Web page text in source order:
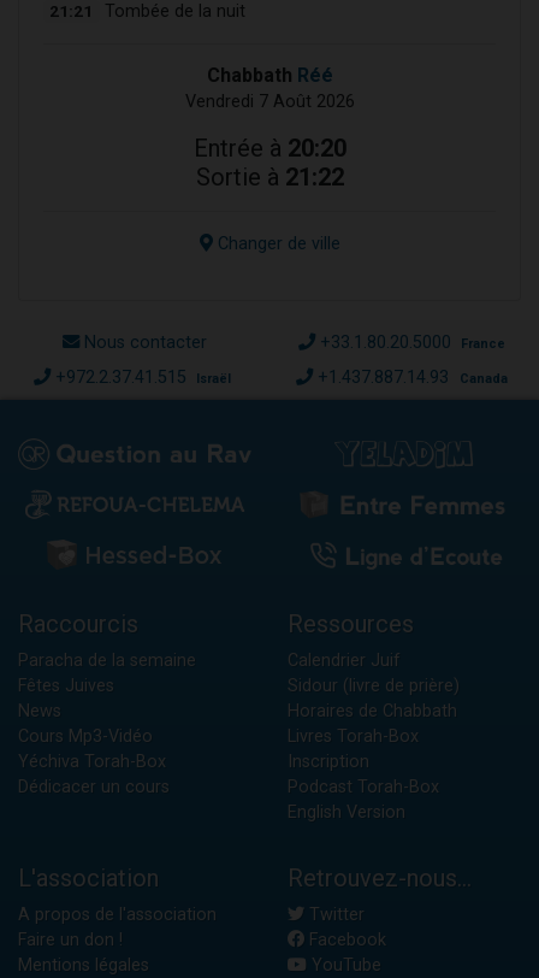
21:21 Tombée de la nuit
Chabbath Réé
Vendredi 7 Août 2026
Entrée à 20:20
Sortie à 21:22
Changer de ville
Nous contacter +33.1.80.20.5000 France
+972.2.37.41.515 Israël +1.437.887.14.93 Canada
Raccourcis
Paracha de la semaine
Fêtes Juives
News
Cours Mp3-Vidéo
Yéchiva Torah-Box
Dédicacer un cours
Ressources
Calendrier Juif
Sidour (livre de prière)
Horaires de Chabbath
Livres Torah-Box
Inscription
Podcast Torah-Box
English Version
L'association
A propos de l'association
Faire un don !
Mentions légales
Retrouvez-nous...
Twitter
Facebook
YouTube